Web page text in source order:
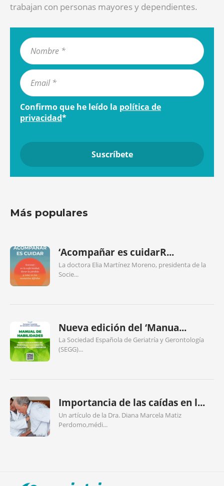
trabajan con personas mayores y dependientes.
Confirmo que he leído la política de
privacidad*
Más populares
‘Acompañar es cuidarR...
La doctora Elia Martínez Moreno, presidenta de la
Socie...
Nueva edición del ‘Manua...
La Sociedad Española de Geriatría y Gerontología
(SEGG)...
Importancia de las caídas en l...
Un artículo de la Dra. Diana Marcela Matiz
Perdomo,médi...